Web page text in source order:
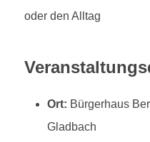
oder den Alltag
Ort: Bürgerhaus
Gladbach